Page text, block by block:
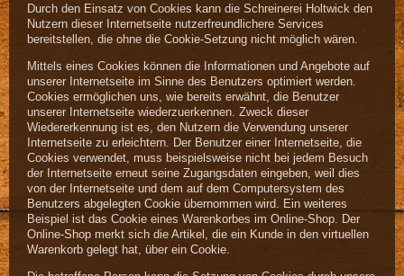
Durch den Einsatz von Cookies kann die Schreinerei Holtwick den
Nutzern dieser Internetseite nutzerfreundlichere Services
bereitstellen, die ohne die Cookie-Setzung nicht möglich wären.
Mittels eines Cookies können die Informationen und Angebote auf
unserer Internetseite im Sinne des Benutzers optimiert werden.
Cookies ermöglichen uns, wie bereits erwähnt, die Benutzer
unserer Internetseite wiederzuerkennen. Zweck dieser
Wiedererkennung ist es, den Nutzern die Verwendung unserer
Internetseite zu erleichtern. Der Benutzer einer Internetseite, die
Cookies verwendet, muss beispielsweise nicht bei jedem Besuch
der Internetseite erneut seine Zugangsdaten eingeben, weil dies
von der Internetseite und dem auf dem Computersystem des
Benutzers abgelegten Cookie übernommen wird. Ein weiteres
Beispiel ist das Cookie eines Warenkorbes im Online-Shop. Der
Online-Shop merkt sich die Artikel, die ein Kunde in den virtuellen
Warenkorb gelegt hat, über ein Cookie.